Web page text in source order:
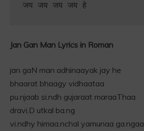
जय जय जय जय हे
Jan Gan Man Lyrics in Roman
jan gaN man adhinaayak jay he
bhaarat bhaagy vidhaataa
pu.njaab si.ndh gujaraat maraaThaa
dravi.D utkal ba.ng
vi.ndhy himaa.nchal yamunaa ga.ngaa